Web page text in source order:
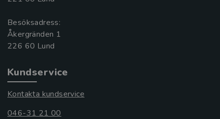
Besöksadress:
Åkergränden 1
Kundservice
Kontakta kundservice
046-31 21 00